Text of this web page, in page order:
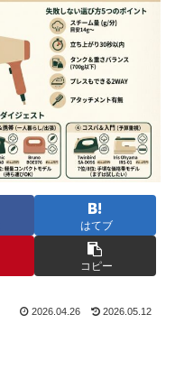
はてブ
コピー
2026.04.26 2026.05.12